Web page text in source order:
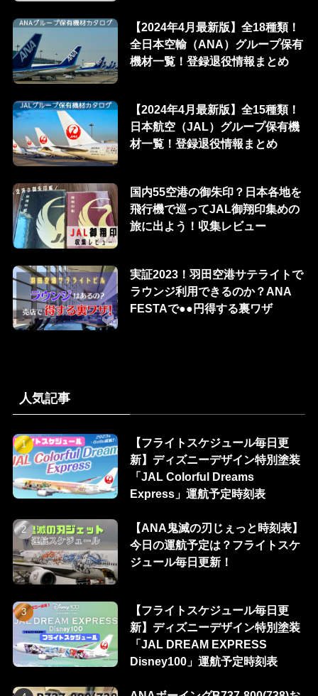
【2024年4月最新版】全18種類！
全日本空輸（ANA）グループ保有
機材一覧！登録退役情報まとめ
【2024年4月最新版】全15種類！
日本航空（JAL）グループ保有機
材一覧！登録退役情報まとめ
国内55空港の御朱印？日本各地を
飛行機で巡ってJAL御翔印集めの
旅に出よう！収集レビュー
実証2023！羽田空港サテライトで
ラウンジ利用できるのか？ANA
FESTAで●●円得する裏ワザ
人気記事
【フライトスケジュール毎日更
新】ディズニーデザイン特別塗装
「JAL Colorful Dreams
Express」運航予定時刻表
【ANA鬼滅の刃じぇっと時刻表】
今日の運航予定は？フライトスケ
ジュール毎日更新！
【フライトスケジュール毎日更
新】ディズニーデザイン特別塗装
「JAL DREAM EXPRESS
Disney100」運航予定時刻表